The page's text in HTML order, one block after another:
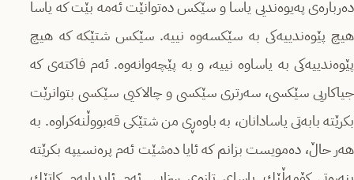
ده‌رباره‌ی په‌یوه‌ندیی یاسا و سێكس ده‌توانێت ئه‌مه‌ بێت كه‌ یاسا
هیچ پێوه‌ندییه‌كی به‌ سێكسه‌وه‌ نییه‌. سێكس شتێكه‌ كه‌ هیچ
پێوه‌ندییه‌كی به‌ یاساوه‌ نییه‌، و به‌ پێچه‌وانه‌وه‌. ئه‌م فاكته‌ی كه‌
جیاكاریی سێكسی، سه‌رتری سێكسی و چالاكیی سێكسی بتوانرێت
بكرێته‌ بابه‌تی یاسادانان، به‌ باوه‌ڕی من شتێكی قه‌بووڵنه‌كراوه‌. به‌
هه‌ر حاڵ، ده‌مویست بزانم كه‌ ئایا ده‌شێت ئه‌م پره‌نسیپه‌ بكرێته‌